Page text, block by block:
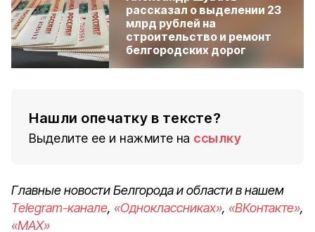
рассказал о выделении 23
млрд рублей на
строительство и ремонт
белгородских дорог
Нашли опечатку в тексте?
Выделите ее и нажмите на ссылку
Главные новости Белгорода и области в нашем
Telegram-канале, «Одноклассниках», «ВКонтакте»,
«MAX»